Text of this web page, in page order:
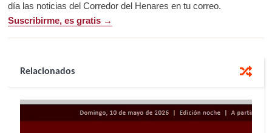
día las noticias del Corredor del Henares en tu correo.
Suscribirme, es gratis →
Relacionados